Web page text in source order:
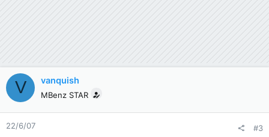
V vanquish
MBenz STAR
22/6/07 #3